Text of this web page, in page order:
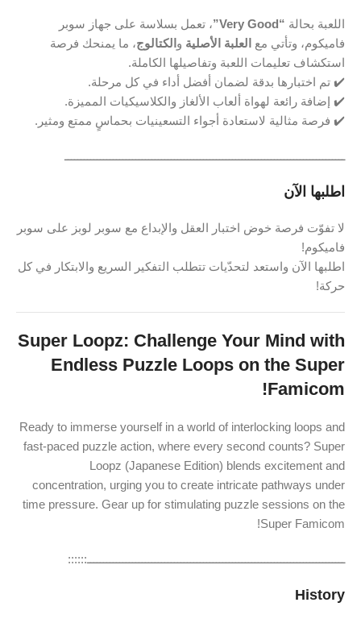
اللعبة بحالة “Very Good”
، تعمل بسلاسة على جهاز سوبر
فاميكوم، وتأتي مع العلبة الأصلية و الكتالوج، ما يمنحك فرصة
استكشاف تعليمات اللعبة وتفاصيلها الكاملة.
✔️ تم اختبارها بدقة لضمان أفضل أداء في كل مرحلة.
✔️ إضافة رائعة لهواة ألعاب الألغاز والكلاسيكيات المميزة.
✔️ فرصة مثالية لاستعادة أجواء التسعينيات بحماسٍ ممتع ومثير.
ـــــــــــــــــــــــــــــــــــــــــــــــــــــــــــــــــــــــــــــــــــــــ
اطلبها الآن
لا تفوّت فرصة خوض اختبار العقل والإبداع مع سوبر لوبز على سوبر
فاميكوم!
اطلبها الآن واستعد لتحدّيات تتطلب التفكير السريع والابتكار في كل
حركة!
Super Loopz: Challenge Your Mind with
Endless Puzzle Loops on the Super
Famicom!
Ready to immerse yourself in a world of interlocking loops and
fast-paced puzzle action, where every second counts? Super
Loopz (Japanese Edition) blends excitement and
concentration, urging you to create intricate pathways under
time pressure. Gear up for stimulating puzzle sessions on the
Super Famicom!
ــــــــــــــــــــــــــــــــــــــــــــــــــــــــــــــــــــــــــــــــ::::::
History